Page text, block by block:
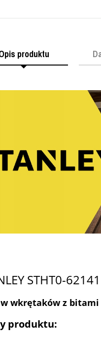
produktu
STHT0-62141
wkrętaków z bitami
produktu: